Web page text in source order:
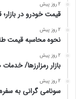
2 روز پیش
قیمت خودرو در
2 روز پیش
نحوه محاسبه قیمت
2 روز پیش
بازار رمزارزها/
2 روز پیش
سونامی گرانی به